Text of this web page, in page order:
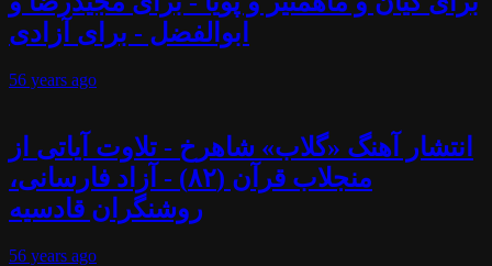
ابوالفضل - برای آزادی
56 years ago
انتشار آهنگ «گلاب» شاهرخ - تلاوت آیاتی از
منجلاب قرآن (۸۲) - آزاد فارسانی،
روشنگران قادسیه
56 years ago